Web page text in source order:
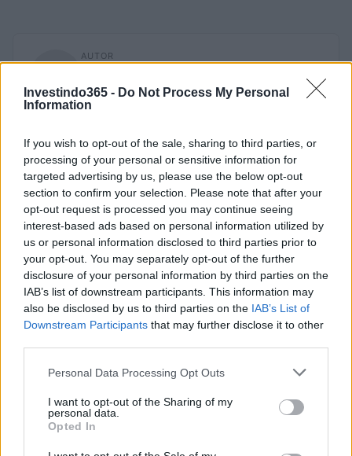
Investindo365 - Do Not Process My Personal
Information
If you wish to opt-out of the sale, sharing to third parties, or
processing of your personal or sensitive information for
targeted advertising by us, please use the below opt-out
section to confirm your selection. Please note that after your
opt-out request is processed you may continue seeing
interest-based ads based on personal information utilized by
us or personal information disclosed to third parties prior to
your opt-out. You may separately opt-out of the further
disclosure of your personal information by third parties on the
IAB’s list of downstream participants. This information may
also be disclosed by us to third parties on the IAB’s List of
Downstream Participants that may further disclose it to other
Please note that this website/app uses one or more Google
not limited to your visit or usage behaviour. You may click to
grant or deny consent to Google and its third-party tags to
use your data for below specified purposes in below Google
consent section.
Personal Data Processing Opt Outs
I want to opt-out of the Sharing of my
personal data.
Opted In
AUTOR